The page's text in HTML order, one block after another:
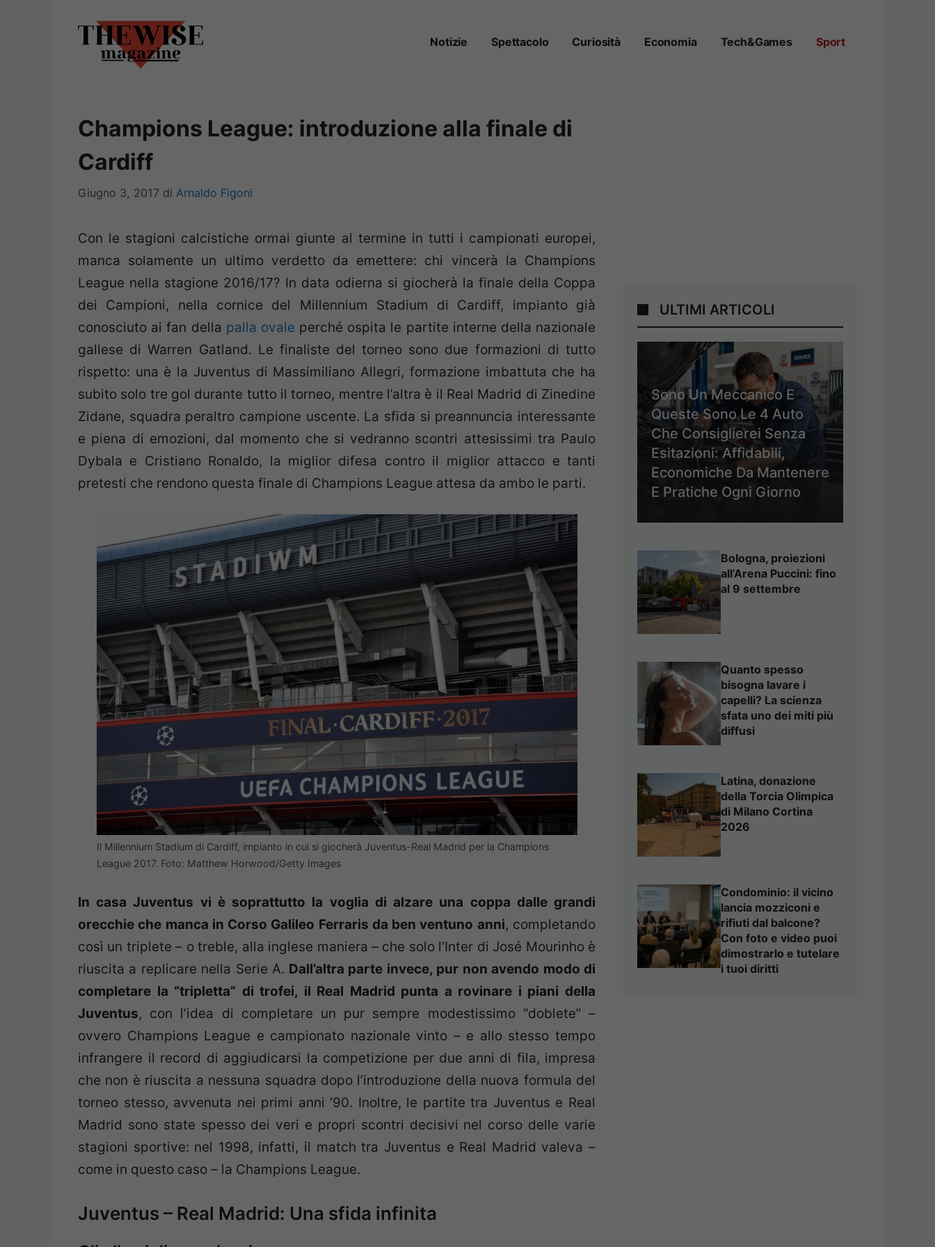
Notizie Spettacolo Curiosità Economia Tech&Games Sport
Champions League: introduzione alla finale di
Cardiff
Giugno 3, 2017 di Arnaldo Figoni
Con le stagioni calcistiche ormai giunte al termine in tutti i campionati europei,
manca solamente un ultimo verdetto da emettere: chi vincerà la Champions
League nella stagione 2016/17? In data odierna si giocherà la finale della Coppa
dei Campioni, nella cornice del Millennium Stadium di Cardiff, impianto già
conosciuto ai fan della palla ovale perché ospita le partite interne della nazionale
gallese di Warren Gatland. Le finaliste del torneo sono due formazioni di tutto
rispetto: una è la Juventus di Massimiliano Allegri, formazione imbattuta che ha
subito solo tre gol durante tutto il torneo, mentre l’altra è il Real Madrid di Zinedine
Zidane, squadra peraltro campione uscente. La sfida si preannuncia interessante
e piena di emozioni, dal momento che si vedranno scontri attesissimi tra Paulo
Dybala e Cristiano Ronaldo, la miglior difesa contro il miglior attacco e tanti
pretesti che rendono questa finale di Champions League attesa da ambo le parti.
Il Millennium Stadium di Cardiff, impianto in cui si giocherà Juventus-Real Madrid per la Champions
League 2017. Foto: Matthew Horwood/Getty Images
In casa Juventus vi è soprattutto la voglia di alzare una coppa dalle grandi
orecchie che manca in Corso Galileo Ferraris da ben ventuno anni, completando
così un triplete – o treble, alla inglese maniera – che solo l’Inter di José Mourinho è
riuscita a replicare nella Serie A. Dall’altra parte invece, pur non avendo modo di
completare la “tripletta” di trofei, il Real Madrid punta a rovinare i piani della
Juventus, con l’idea di completare un pur sempre modestissimo “doblete” –
ovvero Champions League e campionato nazionale vinto – e allo stesso tempo
infrangere il record di aggiudicarsi la competizione per due anni di fila, impresa
che non è riuscita a nessuna squadra dopo l’introduzione della nuova formula del
torneo stesso, avvenuta nei primi anni ’90. Inoltre, le partite tra Juventus e Real
Madrid sono state spesso dei veri e propri scontri decisivi nel corso delle varie
stagioni sportive: nel 1998, infatti, il match tra Juventus e Real Madrid valeva –
come in questo caso – la Champions League.
Juventus – Real Madrid: Una sfida infinita
ULTIMI ARTICOLI
Sono Un Meccanico E
Queste Sono Le 4 Auto
Che Consiglierei Senza
Esitazioni: Affidabili,
Economiche Da Mantenere
E Pratiche Ogni Giorno
Bologna, proiezioni
all’Arena Puccini: fino
al 9 settembre
Quanto spesso
bisogna lavare i
capelli? La scienza
sfata uno dei miti più
diffusi
Latina, donazione
della Torcia Olimpica
di Milano Cortina
2026
Condominio: il vicino
lancia mozziconi e
rifiuti dal balcone?
Con foto e video puoi
dimostrarlo e tutelare
i tuoi diritti